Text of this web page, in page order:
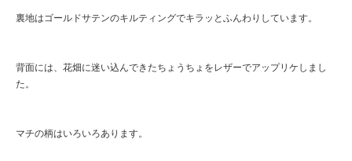
裏地はゴールドサテンのキルティングでキラッとふんわりしています。
背面には、花畑に迷い込んできたちょうちょをレザーでアップリケしまし
た。
マチの柄はいろいろあります。